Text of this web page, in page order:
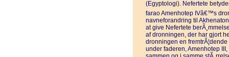
(Egyptologi). Nefertete
farao Amenhotep IVâ€™s
navneforandring til
at give Nefertete
af dronningen, der har gjort
dronningen en
under faderen, Amenhotep